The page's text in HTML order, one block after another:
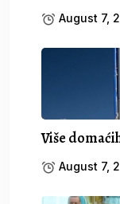
August 7,
Više
August 7,